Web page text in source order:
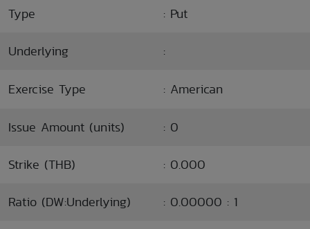
Type : Put
Underlying :
Exercise Type : American
Issue Amount (units) : 0
Strike (THB) : 0.000
Ratio (DW:Underlying) : 0.00000 : 1